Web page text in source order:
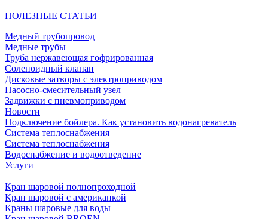
ПОЛЕЗНЫЕ СТАТЬИ
Медный трубопровод
Медные трубы
Труба нержавеющая гофрированная
Соленоидный клапан
Дисковые затворы с электроприводом
Насосно-смесительный узел
Задвижки с пневмоприводом
Новости
Подключение бойлера. Как установить водонагреватель
Система теплоснабжения
Система теплоснабжения
Водоснабжение и водоотведение
Услуги
Кран шаровой полнопроходной
Кран шаровой с американкой
Краны шаровые для воды